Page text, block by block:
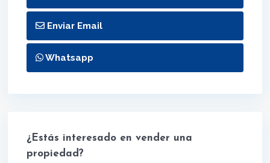
Enviar Email
Whatsapp
¿Estás interesado en vender una
propiedad?